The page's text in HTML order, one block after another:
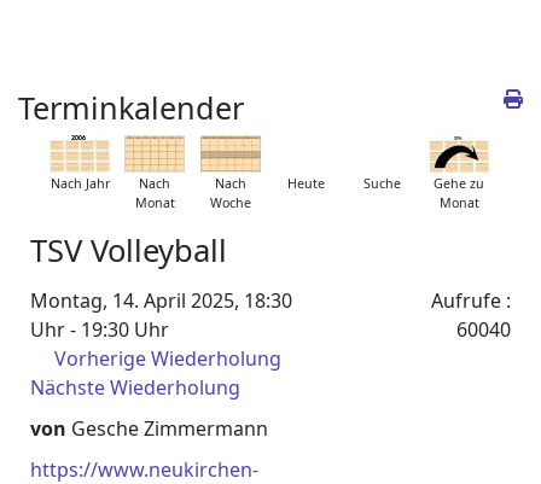
Terminkalender
Nach Jahr
Nach
Monat
Nach
Woche
Heute Suche
Gehe zu
Monat
TSV Volleyball
Montag, 14. April 2025, 18:30
Uhr - 19:30 Uhr
Vorherige Wiederholung
Nächste Wiederholung
Aufrufe :
60040
von Gesche Zimmermann
https://www.neukirchen-